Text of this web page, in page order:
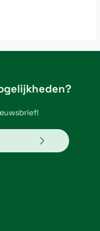
Verzenden